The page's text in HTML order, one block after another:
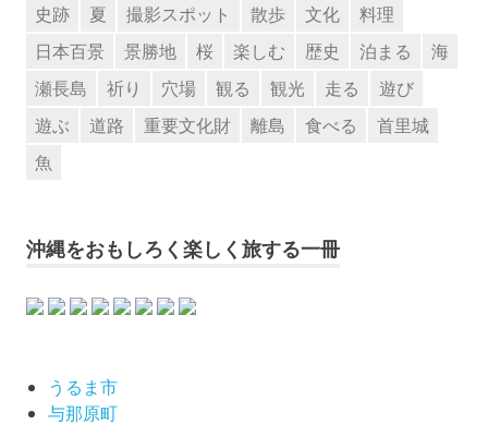
史跡
夏 撮影スポット 散歩 文化
料理
日本百景
景勝地 桜 楽しむ 歴史 泊まる
海
瀬長島
祈り 穴場 観る 観光 走る
遊び
遊ぶ
道路 重要文化財 離島 食べる
首里城
魚
沖縄をおもしろく楽しく旅する一冊
うるま市
与那原町